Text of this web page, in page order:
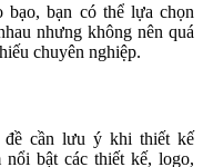
bạo, bạn có thể lựa chọn
nhưng không nên quá
chuyên nghiệp.
đề cần lưu ý khi thiết kế
nổi bật các thiết kế, logo,